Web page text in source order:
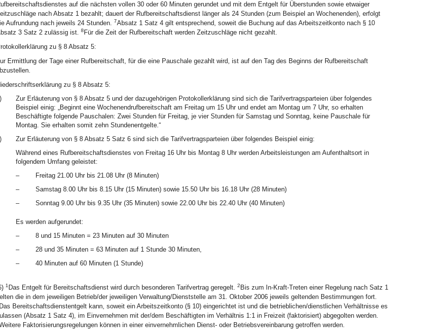
auf die nächsten vollen 30 oder 60 Minuten gerundet und mit dem Entgelt für Überstunden sowie etwaiger
nach Absatz 1 bezahlt; dauert der Rufbereitschaftsdienst länger als 24 Stunden (zum Beispiel an Wochenenden), erfolgt
Aufrundung nach jeweils 24 Stunden. 7Absatz 1 Satz 4 gilt entsprechend, soweit die Buchung auf das Arbeitszeitkonto nach § 10
3 Satz 2 zulässig ist. 8 Für die Zeit der Rufbereitschaft werden Zeitzuschläge nicht gezahlt.
zu § 8 Absatz 5:
Ermittlung der Tage einer Rufbereitschaft, für die eine Pauschale gezahlt wird, ist auf den Tag des Beginns der Rufbereitschaft
zu § 8 Absatz 5:
Zur Erläuterung von § 8 Absatz 5 und der dazugehörigen Protokollerklärung sind sich die Tarifvertragsparteien über folgendes
Beispiel einig: „Beginnt eine Wochenendrufbereitschaft am Freitag um 15 Uhr und endet am Montag um 7 Uhr, so erhalten
Beschäftigte folgende Pauschalen: Zwei Stunden für Freitag, je vier Stunden für Samstag und Sonntag, keine Pauschale für
Montag. Sie erhalten somit zehn Stundenentgelte.“
Zur Erläuterung von § 8 Absatz 5 Satz 6 sind sich die Tarifvertragsparteien über folgendes Beispiel einig:
Während eines Rufbereitschaftsdienstes von Freitag 16 Uhr bis Montag 8 Uhr werden Arbeitsleistungen am Aufenthaltsort in
folgendem Umfang geleistet:
–
Freitag 21.00 Uhr bis 21.08 Uhr (8 Minuten)
–
Samstag 8.00 Uhr bis 8.15 Uhr (15 Minuten) sowie 15.50 Uhr bis 16.18 Uhr (28 Minuten)
–
Sonntag 9.00 Uhr bis 9.35 Uhr (35 Minuten) sowie 22.00 Uhr bis 22.40 Uhr (40 Minuten)
Es werden aufgerundet:
–
8 und 15 Minuten = 23 Minuten auf 30 Minuten
–
28 und 35 Minuten = 63 Minuten auf 1 Stunde 30 Minuten,
–
40 Minuten auf 60 Minuten (1 Stunde)
1 Das Entgelt für Bereitschaftsdienst wird durch besonderen Tarifvertrag geregelt. 2 Bis zum In-Kraft-Treten einer Regelung nach Satz 1
die in dem jeweiligen Betrieb/der jeweiligen Verwaltung/Dienststelle am 31. Oktober 2006 jeweils geltenden Bestimmungen fort.
Das Bereitschaftsdienstentgelt kann, soweit ein Arbeitszeitkonto (§ 10) eingerichtet ist und die betrieblichen/dienstlichen Verhältnisse es
(Absatz 1 Satz 4), im Einvernehmen mit der/dem Beschäftigten im Verhältnis 1:1 in Freizeit (faktorisiert) abgegolten werden.
Faktorisierungsregelungen können in einer einvernehmlichen Dienst- oder Betriebsvereinbarung getroffen werden.